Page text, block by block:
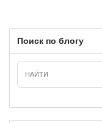
Поиск по блогу